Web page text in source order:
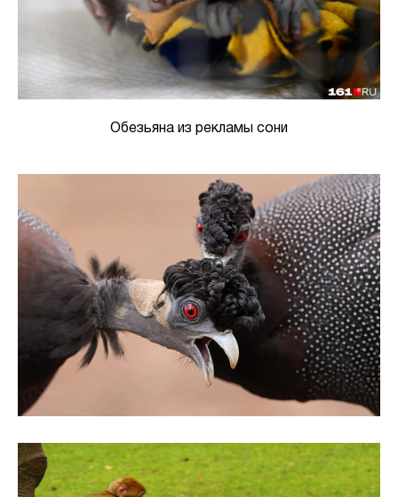
Обезьяна из рекламы сони